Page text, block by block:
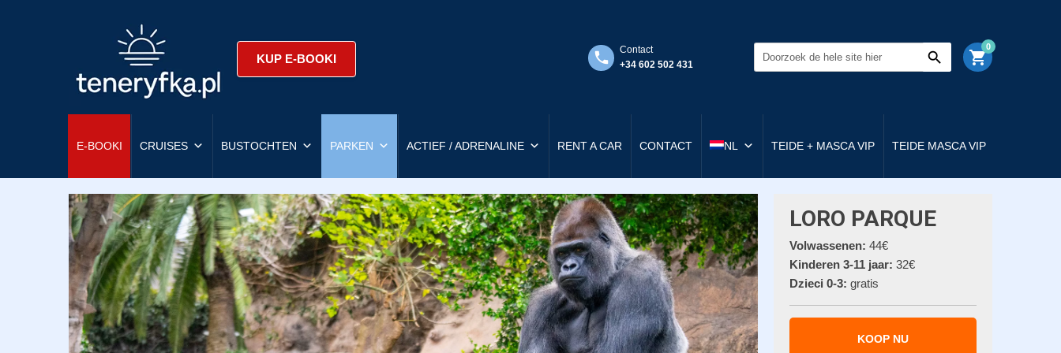
KUP E-BOOKI
Contact
+34 602 502 431
shopping_cart
0
E-BOOKI CRUISES BUSTOCHTEN PARKEN ACTIEF / ADRENALINE RENT A CAR CONTACT NL TEIDE + MASCA VIP TEIDE MASCA VIP
LORO PARQUE
Volwassenen: 44€
Kinderen 3-11 jaar: 32€
Dzieci 0-3: gratis
KOOP NU